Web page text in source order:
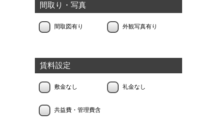
間取り・写真
間取図有り 外観写真有り
賃料設定
敷金なし 礼金なし
共益費・管理費含